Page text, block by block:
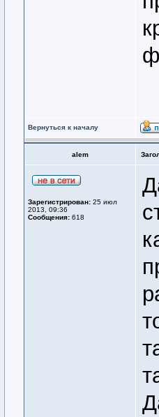
Вернуться к началу
alem
Зарегистрирован: 25 июл
2013, 09:36
Сообщения: 618